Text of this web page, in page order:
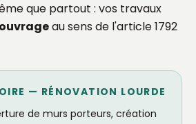
que partout : vos travaux
ouvrageau sens de l'article 1792
— RÉNOVATION LOURDE
de murs porteurs, création